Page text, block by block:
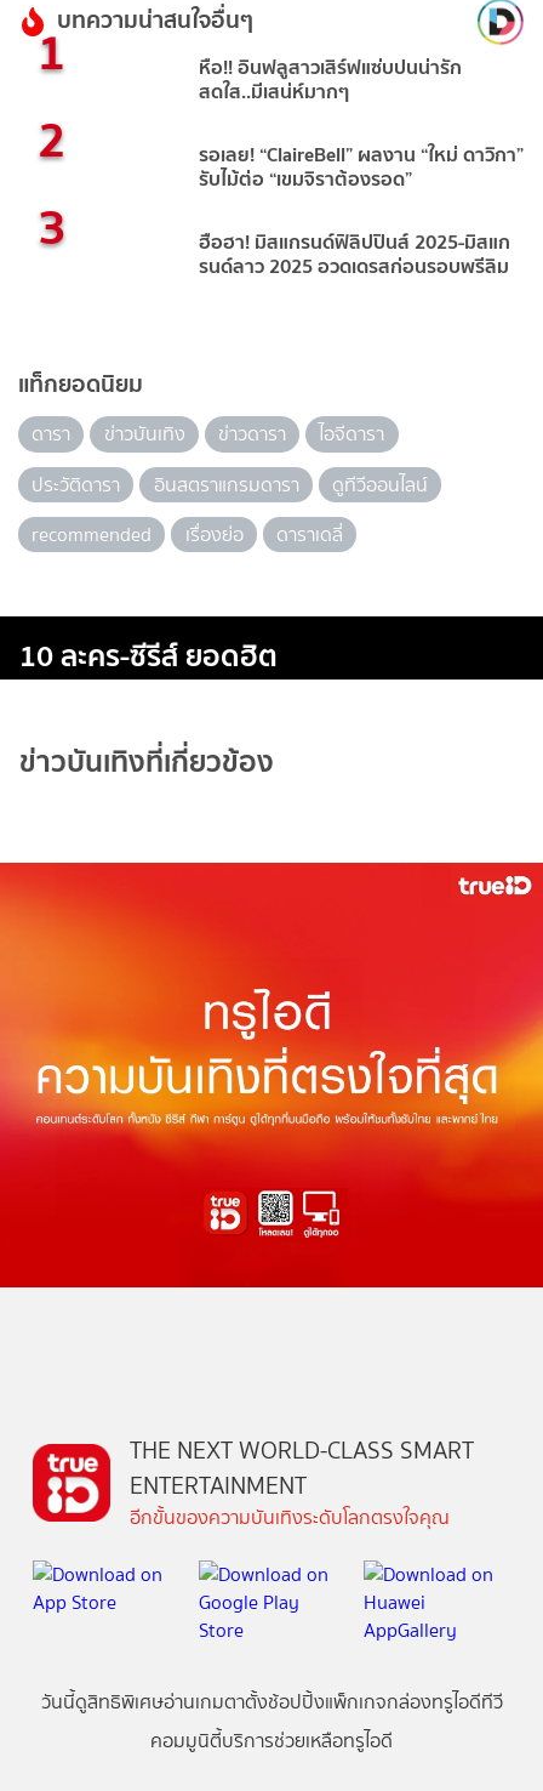
บทความน่าสนใจอื่นๆ
1 หือ!! อินฟลูสาวเสิร์ฟแซ่บปนน่ารัก
สดใส..มีเสน่ห์มากๆ
2 รอเลย! “ClaireBell” ผลงาน “ใหม่ ดาวิกา”
รับไม้ต่อ “เขมจิราต้องรอด”
3 ฮือฮา! มิสแกรนด์ฟิลิปปินส์ 2025-มิสแก
รนด์ลาว 2025 อวดเดรสก่อนรอบพรีลิม
แท็กยอดนิยม
ดารา ข่าวบันเทิง ข่าวดารา
ไอจีดารา
ประวัติดารา
อินสตราแกรมดารา
ดูทีวีออนไลน์
recommended
เรื่องย่อ ดาราเดลี่
10 ละคร-ซีรีส์ ยอดฮิต
ข่าวบันเทิงที่เกี่ยวข้อง
THE NEXT WORLD-CLASS SMART
ENTERTAINMENT
อีกขั้นของความบันเทิงระดับโลกตรงใจคุณ
วันนี้ดูสิทธิพิเศษอ่านเกมตาตั้งช้อปปิ้งแพ็กเกจกล่องทรูไอดีทีวี
คอมมูนิตี้บริการช่วยเหลือทรูไอดี